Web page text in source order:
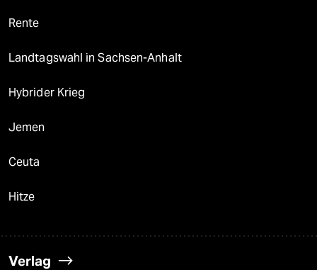
Rente
Landtagswahl in Sachsen-Anhalt
Hybrider Krieg
Jemen
Ceuta
Hitze
Verlag